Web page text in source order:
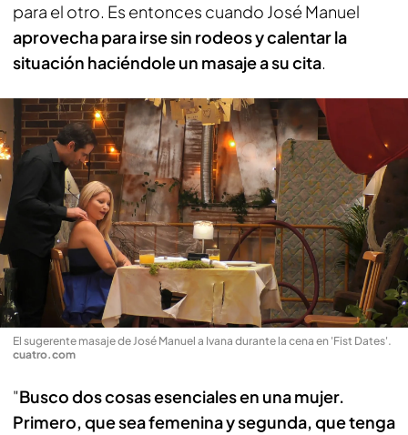
para el otro. Es entonces cuando José Manuel
aprovecha para irse sin rodeos y calentar la
situación haciéndole un masaje a su cita.
El sugerente masaje de José Manuel a Ivana durante la cena en 'Fist Dates'.
cuatro.com
"Busco dos cosas esenciales en una mujer.
Primero, que sea femenina y segunda, que tenga